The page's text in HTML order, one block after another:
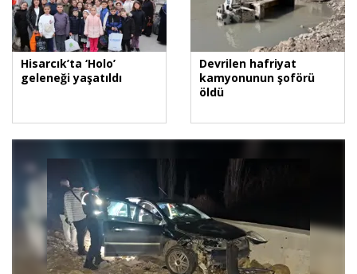
Hisarcık’ta ‘Holo’
geleneği yaşatıldı
Devrilen hafriyat
kamyonunun şoförü
öldü